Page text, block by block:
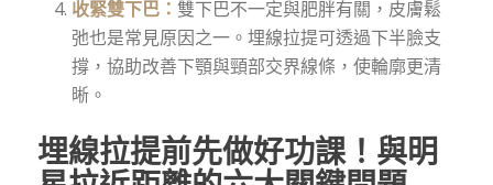
收緊雙下巴： 雙下巴不一定與肥胖有關，皮膚鬆
弛也是常見原因之一。埋線拉提可透過下半臉支
撐，協助改善下顎與頸部交界線條，使輪廓更清
晰。
埋線拉提前先做好功課！與明